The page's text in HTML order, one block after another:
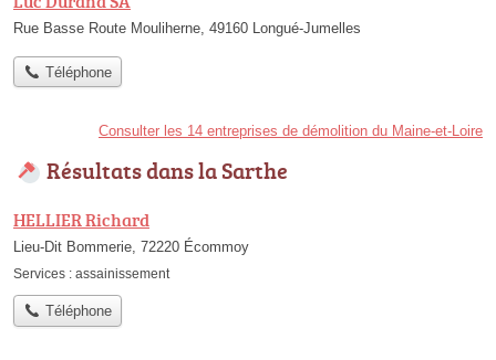
Rue Basse Route Mouliherne, 49160 Longué-Jumelles
Téléphone
Consulter les 14 entreprises de démolition du Maine-et-Loire
Résultats dans la Sarthe
HELLIER Richard
Lieu-Dit Bommerie, 72220 Écommoy
Services : assainissement
Téléphone